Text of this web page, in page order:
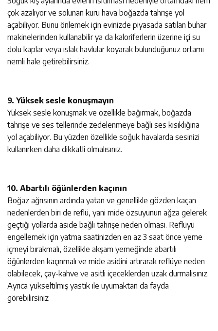
çok azalıyor ve solunan kuru hava boğazda tahrişe yol
açabiliyor. Bunu önlemek için evinizde piyasada satılan buhar
makinelerinden kullanabilir ya da kaloriferlerin üzerine içi su
dolu kaplar veya ıslak havlular koyarak bulunduğunuz ortamı
nemli hale getirebilirsiniz.
9. Yüksek sesle konuşmayın
Yüksek sesle konuşmak ve özellikle bağırmak, boğazda
tahrişe ve ses tellerinde zedelenmeye bağlı ses kısıklığına
yol açabiliyor. Bu yüzden özellikle soğuk havalarda sesinizi
kullanırken daha dikkatli olmalısınız.
10. Abartılı öğünlerden kaçının
Boğaz ağrısının ardında yatan ve genellikle gözden kaçan
nedenlerden biri de reflü, yani mide özsuyunun ağza gelerek
geçtiği yollarda aside bağlı tahrişe neden olması. Reflüyü
engellemek için yatma saatinizden en az 3 saat önce yeme
içmeyi bırakmalı, özellikle akşam yemeğinde abartılı
öğünlerden kaçınmalı ve mide asidini artırarak reflüye neden
olabilecek, çay-kahve ve asitli içeceklerden uzak durmalısınız.
Ayrıca yükseltilmiş yastık ile uyumaktan da fayda
görebilirsiniz